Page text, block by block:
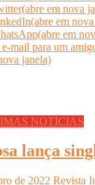
em nova
em
em
mail para um
janela)
NOTÍCIAS
lança
de 2022 Revista